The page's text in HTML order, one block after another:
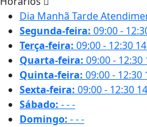
Dia Manhã Tarde
Segunda-feira: 09:00 -
Terça-feira: 09:00 - 12:30
Quarta-feira: 09:00 - 12:30
Quinta-feira: 09:00 - 12:30
Sexta-feira: 09:00 - 12:30
Sábado: ---
Domingo: ---